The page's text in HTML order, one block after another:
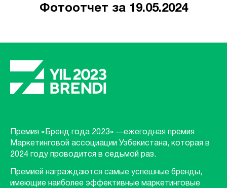
Фотоотчет за 19.05.2024
Премия «Бренд года 2023» —ежегодная премия
Маркетинговой ассоциации Узбекистана, которая в
2024 году проводится в седьмой раз.
Премией награждаются самые успешные бренды,
имеющие наиболее эффективные маркетинговые